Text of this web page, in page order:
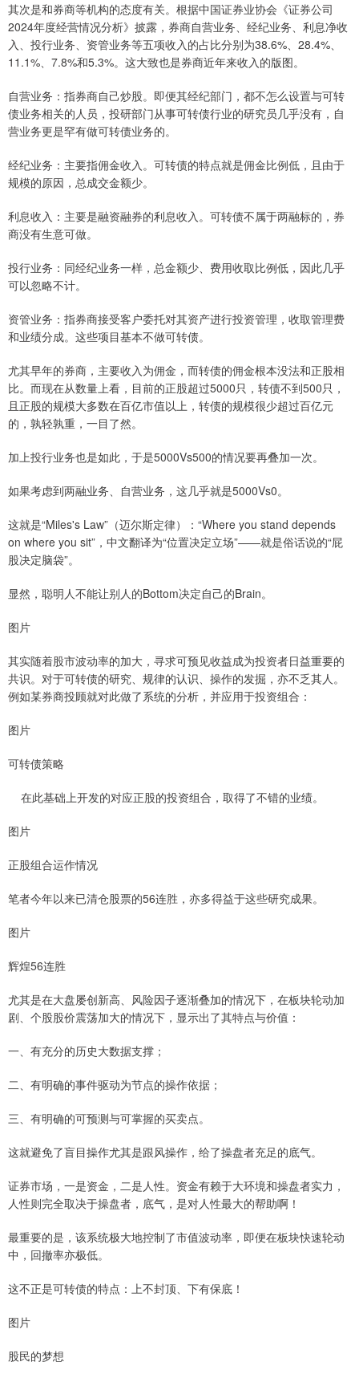
其次是和券商等机构的态度有关。根据中国证券业协会《证券公司
2024年度经营情况分析》披露，券商自营业务、经纪业务、利息净收
入、投行业务、资管业务等五项收入的占比分别为38.6%、28.4%、
11.1%、7.8%和5.3%。这大致也是券商近年来收入的版图。
自营业务：指券商自己炒股。即便其经纪部门，都不怎么设置与可转
债业务相关的人员，投研部门从事可转债行业的研究员几乎没有，自
营业务更是罕有做可转债业务的。
经纪业务：主要指佣金收入。可转债的特点就是佣金比例低，且由于
规模的原因，总成交金额少。
利息收入：主要是融资融券的利息收入。可转债不属于两融标的，券
商没有生意可做。
投行业务：同经纪业务一样，总金额少、费用收取比例低，因此几乎
可以忽略不计。
资管业务：指券商接受客户委托对其资产进行投资管理，收取管理费
和业绩分成。这些项目基本不做可转债。
尤其早年的券商，主要收入为佣金，而转债的佣金根本没法和正股相
比。而现在从数量上看，目前的正股超过5000只，转债不到500只，
且正股的规模大多数在百亿市值以上，转债的规模很少超过百亿元
的，孰轻孰重，一目了然。
加上投行业务也是如此，于是5000Vs500的情况要再叠加一次。
如果考虑到两融业务、自营业务，这几乎就是5000Vs0。
这就是“Miles's Law”‌（迈尔斯定律）：“Where you stand depends
on where you sit”，中文翻译为“位置决定立场”——就是俗话说的“屁
股决定脑袋”。
显然，聪明人不能让别人的Bottom决定自己的Brain。
图片
其实随着股市波动率的加大，寻求可预见收益成为投资者日益重要的
共识。对于可转债的研究、规律的认识、操作的发掘，亦不乏其人。
例如某券商投顾就对此做了系统的分析，并应用于投资组合：
图片
可转债策略
在此基础上开发的对应正股的投资组合，取得了不错的业绩。
图片
正股组合运作情况
笔者今年以来已清仓股票的56连胜，亦多得益于这些研究成果。
图片
辉煌56连胜
尤其是在大盘屡创新高、风险因子逐渐叠加的情况下，在板块轮动加
剧、个股股价震荡加大的情况下，显示出了其特点与价值：
一、有充分的历史大数据支撑；
二、有明确的事件驱动为节点的操作依据；
三、有明确的可预测与可掌握的买卖点。
这就避免了盲目操作尤其是跟风操作，给了操盘者充足的底气。
证券市场，一是资金，二是人性。资金有赖于大环境和操盘者实力，
人性则完全取决于操盘者，底气，是对人性最大的帮助啊！
最重要的是，该系统极大地控制了市值波动率，即便在板块快速轮动
中，回撤率亦极低。
这不正是可转债的特点：上不封顶、下有保底！
图片
股民的梦想